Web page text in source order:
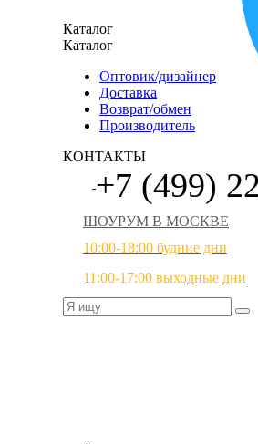
Каталог
Каталог
Оптовик/дизайнер
Доставка
Возврат/обмен
Производитель
КОНТАКТЫ
+7 (499)
ШОУРУМ В МОСКВЕ
10:00-18:00 будние дни
11:00-17:00 выходные дни